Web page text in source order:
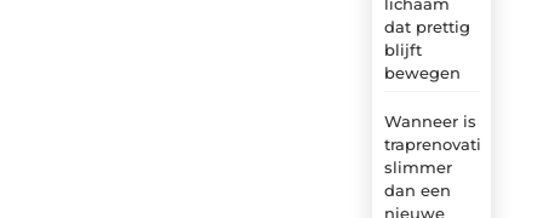
dat prettig
blijft
bewegen
Wanneer is
traprenovatie
slimmer
dan een
nieuwe